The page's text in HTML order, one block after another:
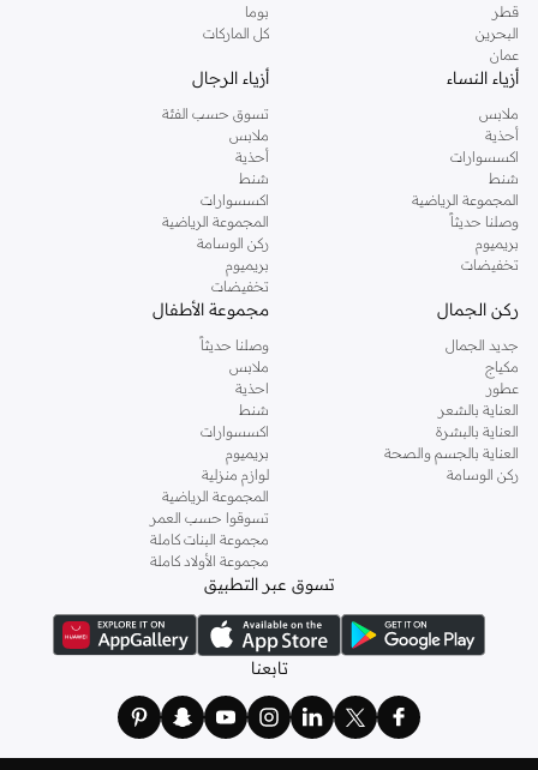
قطر
البحرين
عمان
بوما
كل الماركات
أزياء النساء
ملابس
أحذية
اكسسوارات
شنط
المجموعة الرياضية
وصلنا حديثاً
بريميوم
تخفيضات
أزياء الرجال
تسوق حسب الفئة
ملابس
أحذية
شنط
اكسسوارات
المجموعة الرياضية
ركن الوسامة
بريميوم
تخفيضات
ركن الجمال
جديد الجمال
مكياج
عطور
العناية بالشعر
العناية بالبشرة
العناية بالجسم والصحة
ركن الوسامة
مجموعة الأطفال
وصلنا حديثاً
ملابس
احذية
شنط
اكسسوارات
بريميوم
لوازم منزلية
المجموعة الرياضية
تسوقوا حسب العمر
مجموعة البنات كاملة
مجموعة الأولاد كاملة
تسوق عبر التطبيق
تابعنا